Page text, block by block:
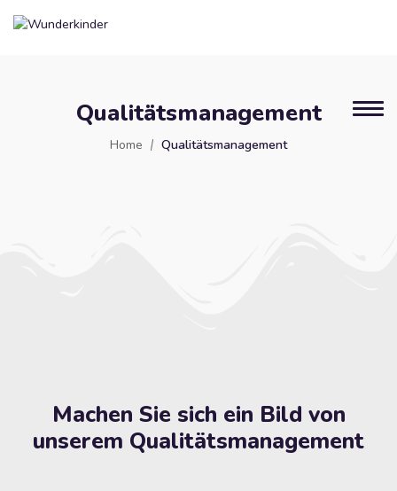
Qualitätsmanagement
Home Qualitätsmanagement
Machen Sie sich ein Bild von
unserem Qualitätsmanagement